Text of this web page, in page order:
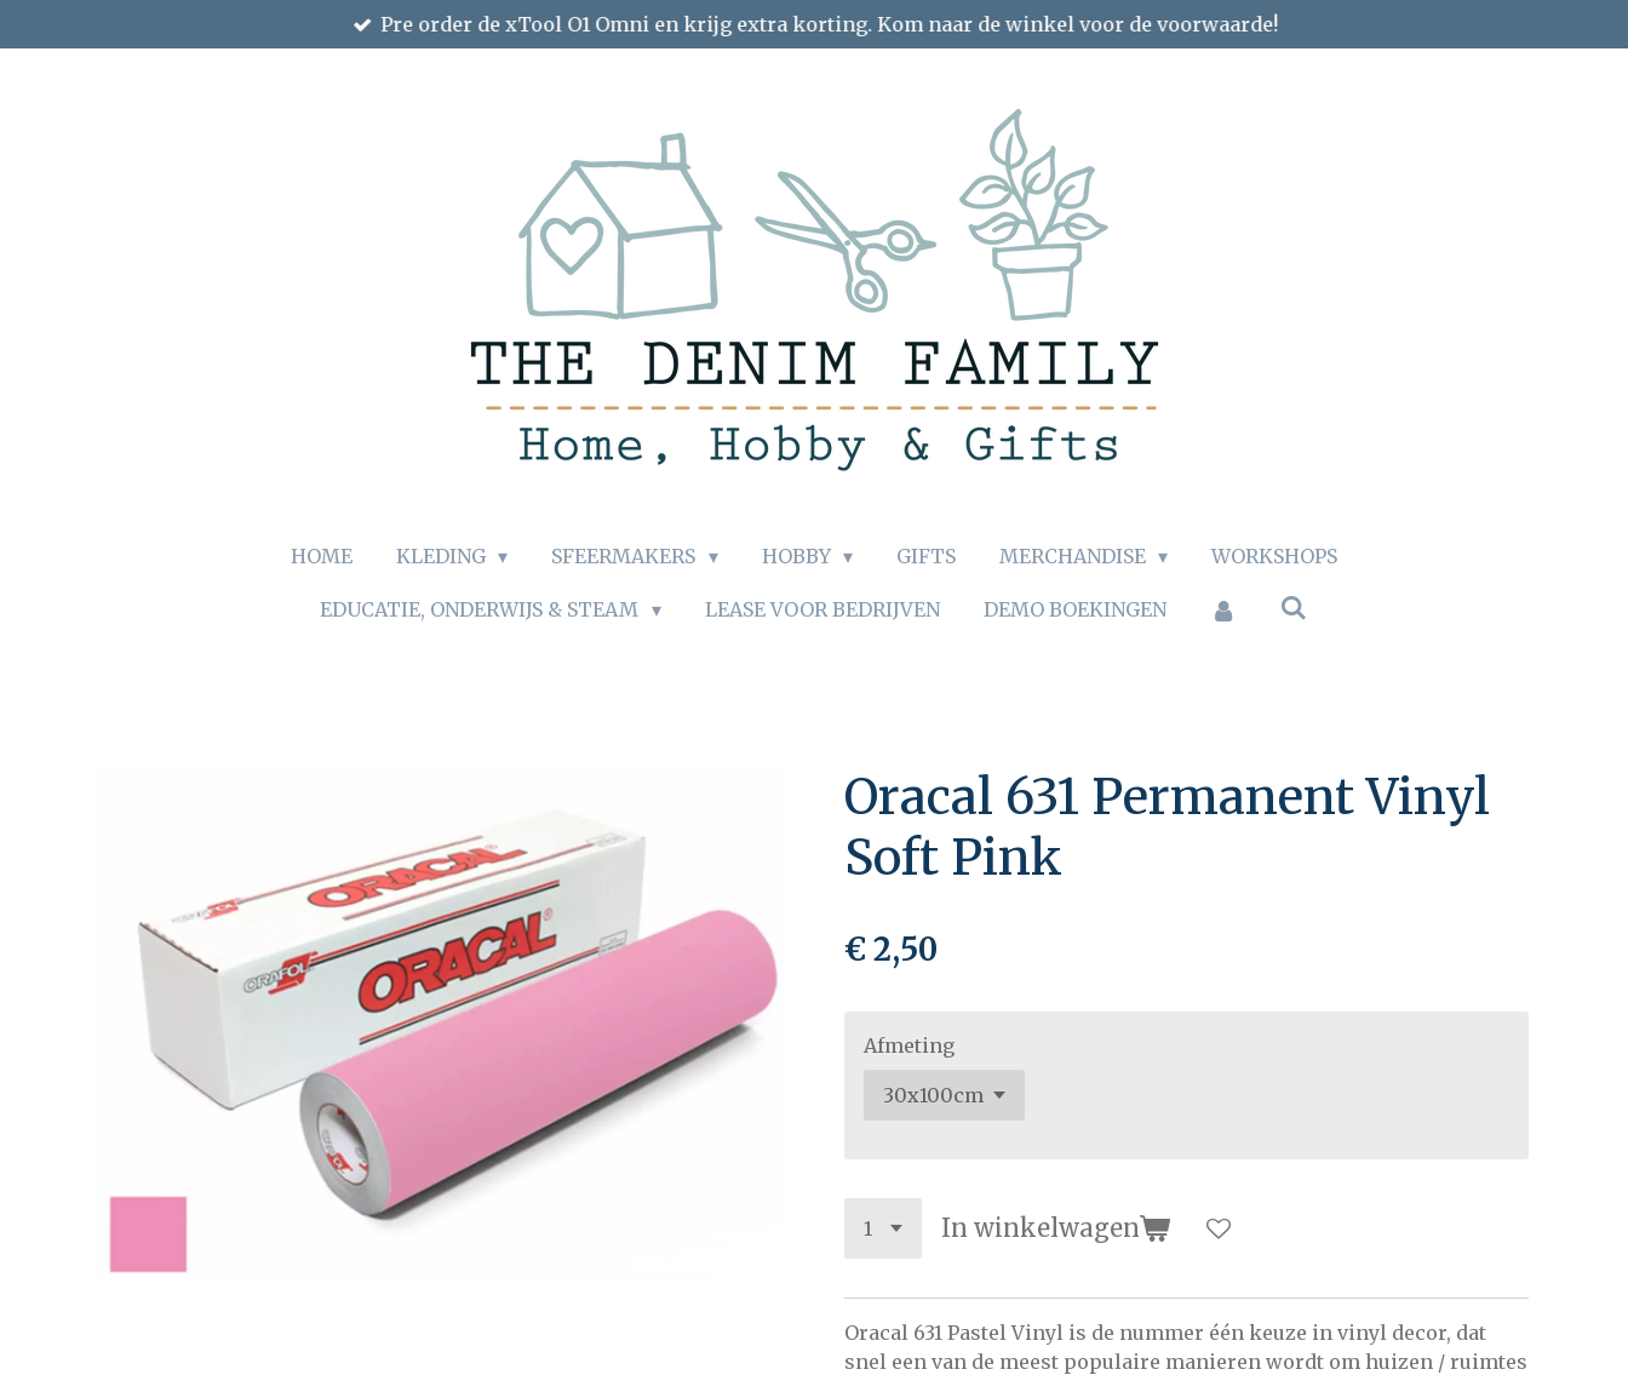
direct
Pre order de xTool O1 Omni en krijg extra korting. Kom naar de winkel voor de voorwaarde!
HOME KLEDING SFEERMAKERS HOBBY GIFTS MERCHANDISE WORKSHOPS
EDUCATIE, ONDERWIJS & STEAM LEASE VOOR BEDRIJVEN DEMO BOEKINGEN
Oracal 631 Permanent Vinyl
Soft Pink
€ 2,50
Afmeting
In winkelwagen
Oracal 631 Pastel Vinyl is de nummer één keuze in vinyl decor, dat
snel een van de meest populaire manieren wordt om huizen / ruimtes